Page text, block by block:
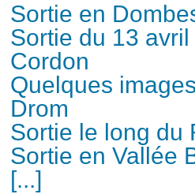
Sortie en
Sortie du 13
Cordon
Quelques
Drom
Sortie le long du
Sortie en Vallée
[...]